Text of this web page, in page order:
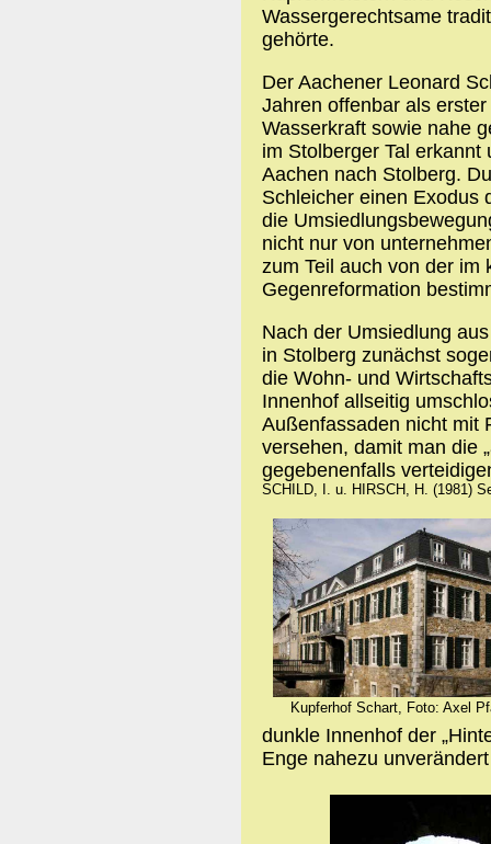
Wassergerechtsame
gehörte.
Der Aachener Leonard
Jahren offenbar als
Wasserkraft sowie nahe
im Stolberger Tal
Aachen nach Stolberg.
Schleicher einen Exodus
die
nicht nur von
zum Teil auch von der im
Gegenreformation
Nach der Umsiedlung
in Stolberg zunächst
die Wohn- und
Innenhof allseitig
Außenfassaden nicht mit
versehen, damit man die
gegebenenfalls
SCHILD, I. u. HIRSCH, H. (1981)
Kupferhof Schart, Foto: Axel
dunkle Innenhof der
Enge nahezu